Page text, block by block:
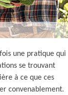
une pratique qui
se trouvant
à ce que ces
convenablement.